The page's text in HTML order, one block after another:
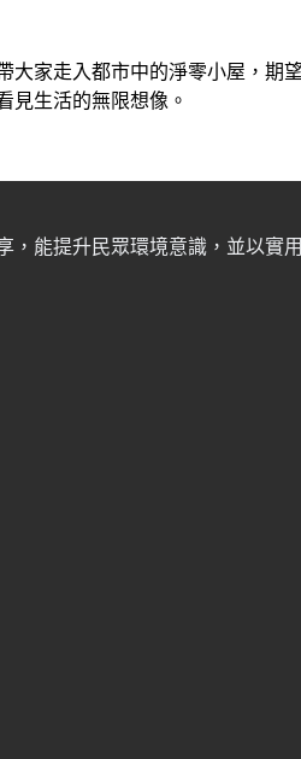
家走入都市中的淨零小屋，期
見生活的無限想像。
能提升民眾環境意識，並以